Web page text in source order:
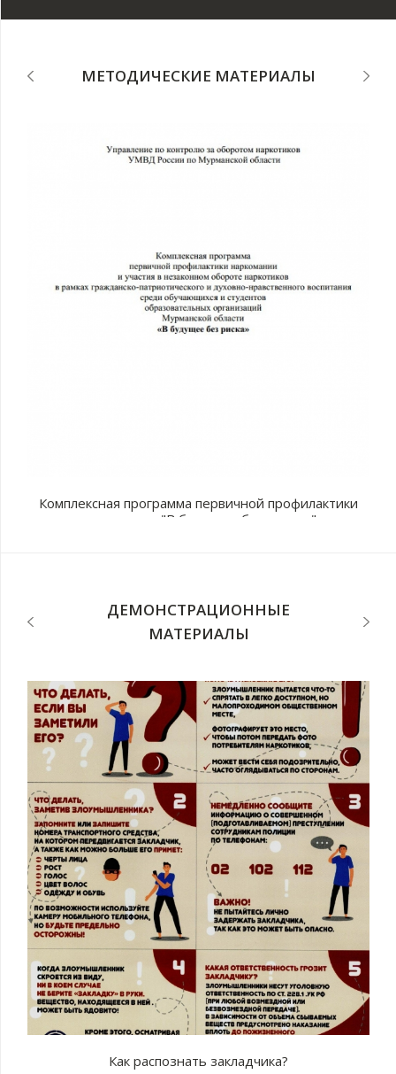
МЕТОДИЧЕСКИЕ МАТЕРИАЛЫ
Комплексная программа первичной профилактики
наркомании "В будущее без рисков"
ДЕМОНСТРАЦИОННЫЕ
МАТЕРИАЛЫ
Как распознать закладчика?